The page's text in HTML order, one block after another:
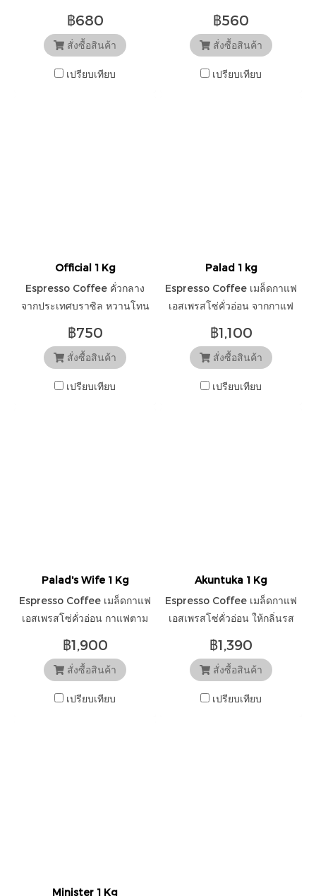
เบาๆ ส้มปลายๆ เหมาะกับกาแฟ
นม กาแฟดำแบบไม่ขม
฿680
สั่งซื้อสินค้า
เปรียบเทียบ
ลิ่มคั่วชัดเจน
฿560
สั่งซื้อสินค้า
เปรียบเทียบ
Official 1 Kg
Espresso Coffee คั่วกลาง
จากประเทศบราซิล หวานโทน
เบาๆ
฿750
สั่งซื้อสินค้า
เปรียบเทียบ
Palad 1 kg
Espresso Coffee เมล็ดกาแฟ
เอสเพรสโซ่คั่วอ่อน จากกาแฟ
สุกฉ่ำหวานคล้ายผลไม้เมือง
ร้อน หวานโทนน้ำผึ้ง
฿1,100
สั่งซื้อสินค้า
เปรียบเทียบ
Palad's Wife 1 Kg
Espresso Coffee เมล็ดกาแฟ
เอสเพรสโซ่คั่วอ่อน กาแฟตาม
ธรรมดาแน่นอน ซับซ้อน ซ่อน
เงื่อน
฿1,900
สั่งซื้อสินค้า
เปรียบเทียบ
Akuntuka 1 Kg
Espresso Coffee เมล็ดกาแฟ
เอสเพรสโซ่คั่วอ่อน ให้กลิ่นรส
บลูเบอร์รี่ และน้ำผึ้ง
฿1,390
สั่งซื้อสินค้า
เปรียบเทียบ
Minister 1 Kg